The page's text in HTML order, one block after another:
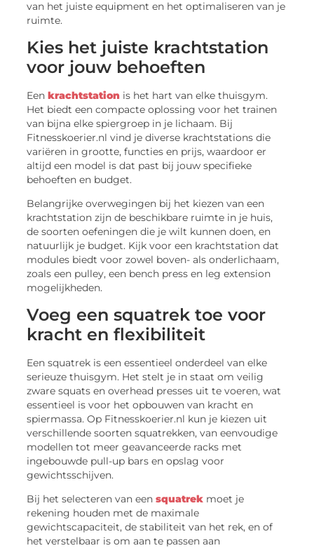
van het juiste equipment en het optimaliseren van je
ruimte.
Kies het juiste krachtstation
voor jouw behoeften
Eenkrachtstation is het hart van elke thuisgym.
Het biedt een compacte oplossing voor het trainen
van bijna elke spiergroep in je lichaam. Bij
Fitnesskoerier.nl vind je diverse krachtstations die
variëren in grootte, functies en prijs, waardoor er
altijd een model is dat past bij jouw specifieke
behoeften en budget.
Belangrijke overwegingen bij het kiezen van een
krachtstation zijn de beschikbare ruimte in je huis,
de soorten oefeningen die je wilt kunnen doen, en
natuurlijk je budget. Kijk voor een krachtstation dat
modules biedt voor zowel boven- als onderlichaam,
zoals een pulley, een bench press en leg extension
mogelijkheden.
Voeg een squatrek toe voor
kracht en flexibiliteit
Een squatrek is een essentieel onderdeel van elke
serieuze thuisgym. Het stelt je in staat om veilig
zware squats en overhead presses uit te voeren, wat
essentieel is voor het opbouwen van kracht en
spiermassa. Op Fitnesskoerier.nl kun je kiezen uit
verschillende soorten squatrekken, van eenvoudige
modellen tot meer geavanceerde racks met
ingebouwde pull-up bars en opslag voor
gewichtsschijven.
Bij het selecteren van eensquatrek moet je
rekening houden met de maximale
gewichtscapaciteit, de stabiliteit van het rek, en of
het verstelbaar is om aan te passen aan